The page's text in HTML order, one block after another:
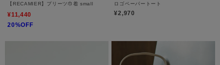
【RECAMIER】プリーツ巾着 small
¥11,440
20%OFF
ロゴペーパートート
¥2,970